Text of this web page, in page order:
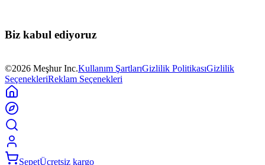
Biz kabul ediyoruz
©2026 Meşhur Inc.Kullanım ŞartlarıGizlilik PolitikasıGizlilik
SeçenekleriReklam Seçenekleri
SepetÜcretsiz kargo